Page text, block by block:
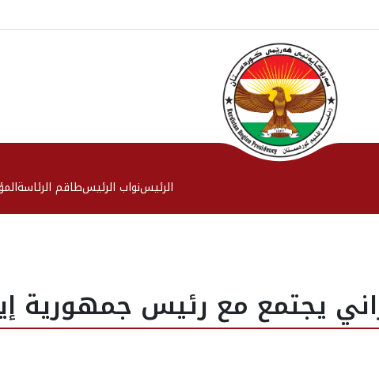
الرئیسنواب الرئيسطاقم الرئاسة
يجتمع مع رئيس جمهورية